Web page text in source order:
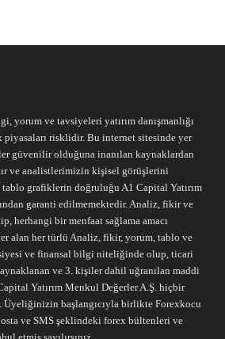
yorum ve tavsiyeleri yatırım danışmanlığı
piyasaları risklidir. Bu internet sitesinde yer
güvenilir olduğuna inanılan kaynaklardan
ve analistlerimizin kişisel görüşlerini
tablo grafiklerin doğruluğu A1 Capital Yatırım
garanti edilmemektedir. Analiz, fikir ve
herhangi bir menfaat sağlama amacı
alan her türlü Analiz, fikir, yorum, tablo ve
ve finansal bilgi niteliğinde olup, ticari
ve 3. kişiler dahil uğranılan maddi
Yatırım Menkul Değerler A.Ş. hiçbir
Üyeliğinizin başlangıcıyla birlikte Forexkocu
ve SMS şeklindeki forex bültenleri ve